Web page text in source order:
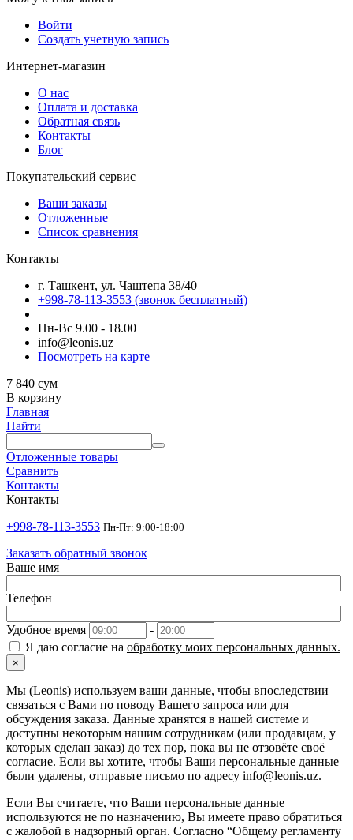
Войти
Создать учетную запись
Интернет-магазин
О нас
Оплата и доставка
Обратная связь
Контакты
Блог
Покупательский сервис
Ваши заказы
Отложенные
Список сравнения
Контакты
г. Ташкент, ул. Чаштепа 38/40
+998-78-113-3553 (звонок бесплатный)
Пн-Вс 9.00 - 18.00
info@leonis.uz
Посмотреть на карте
7 840 сум
В корзину
Главная
Найти
Отложенные товары
Сравнить
Контакты
Контакты
+998-78-113-3553 Пн-Пт: 9:00-18:00
Заказать обратный звонок
Ваше имя
Телефон
Удобное время
-
Я даю согласие на обработку моих персональных данных.
×
Мы (Leonis) используем ваши данные, чтобы впоследствии
связаться с Вами по поводу Вашего запроса или для
обсуждения заказа. Данные хранятся в нашей системе и
доступны некоторым нашим сотрудникам (или продавцам, у
которых сделан заказ) до тех пор, пока вы не отзовёте своё
согласие. Если вы хотите, чтобы Ваши персональные данные
были удалены, отправьте письмо по адресу info@leonis.uz.
Если Вы считаете, что Ваши персональные данные
используются не по назначению, Вы имеете право обратиться
с жалобой в надзорный орган. Согласно “Общему регламенту